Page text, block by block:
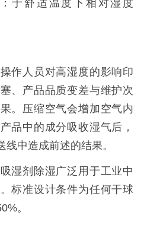
于舒适温度下相对湿度
人员对高湿度的影响印
、产品品质变差与维护次
。压缩空气会增加空气内
品中的成分吸收湿气后，
中造成前述的结果。
剂除湿广泛用于工业中
标准设计条件为任何干球
。